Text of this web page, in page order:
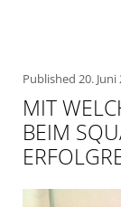
Published 20. Juni
MIT
BEIM